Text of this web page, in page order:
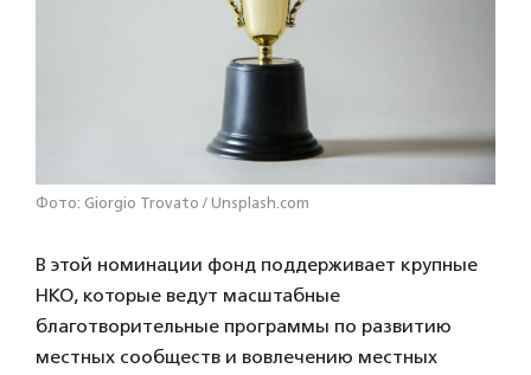
Фото: Giorgio Trovato / Unsplash.com
В этой номинации фонд поддерживает крупные
НКО, которые ведут масштабные
благотворительные программы по развитию
местных сообществ и вовлечению местных